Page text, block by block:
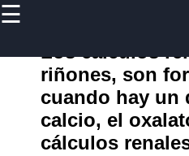
☰
Home
enferma
Los cálculos
riñones, son
cuando hay un
calcio, el
cálculos